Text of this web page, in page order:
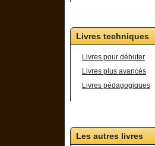
Livres techniques
Livres pour débuter
Livres plus avancés
Livres pédagogiques
Les autres livres